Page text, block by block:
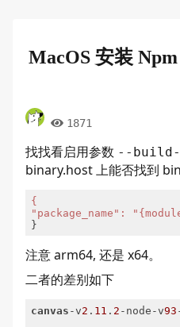
MacOS 安装
1871
找找看启用参数 --build-
binary.host 上能否找到
{
"package_name":
注意 arm64, 还是 x64。
二者的差别如下
canvas -v2 . 11 . 2 -node-v93